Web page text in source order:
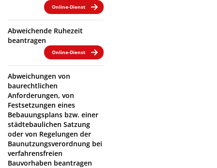
Online-Dienst
Abweichende Ruhezeit
beantragen
Online-Dienst
Abweichungen von
baurechtlichen
Anforderungen, von
Festsetzungen eines
Bebauungsplans bzw. einer
städtebaulichen Satzung
oder von Regelungen der
Baunutzungsverordnung bei
verfahrensfreien
Bauvorhaben beantragen